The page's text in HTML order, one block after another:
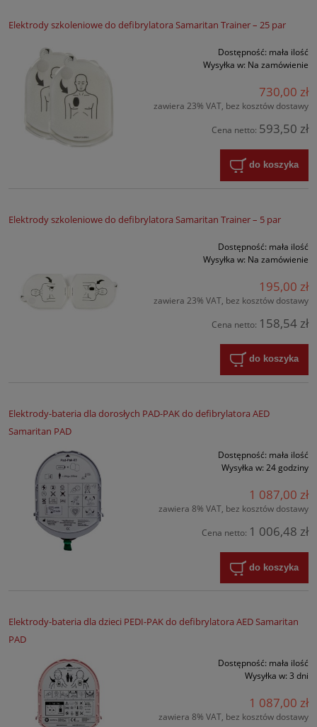
Elektrody szkoleniowe do defibrylatora Samaritan Trainer – 25 par
Dostępność: mała ilość
Wysyłka w: Na zamówienie
730,00 zł
zawiera 23% VAT, bez kosztów dostawy
Cena netto: 593,50 zł
do koszyka
Elektrody szkoleniowe do defibrylatora Samaritan Trainer – 5 par
Dostępność: mała ilość
Wysyłka w: Na zamówienie
195,00 zł
zawiera 23% VAT, bez kosztów dostawy
Cena netto: 158,54 zł
do koszyka
Elektrody-bateria dla dorosłych PAD-PAK do defibrylatora AED
Samaritan PAD
Dostępność: mała ilość
Wysyłka w: 24 godziny
1 087,00 zł
zawiera 8% VAT, bez kosztów dostawy
Cena netto: 1 006,48 zł
do koszyka
Elektrody-bateria dla dzieci PEDI-PAK do defibrylatora AED Samaritan
PAD
Dostępność: mała ilość
Wysyłka w: 3 dni
1 087,00 zł
zawiera 8% VAT, bez kosztów dostawy